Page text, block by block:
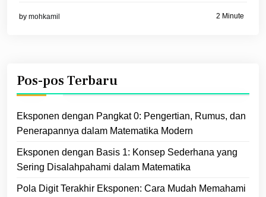
by mohkamil 2 Minute
Pos-pos Terbaru
Eksponen dengan Pangkat 0: Pengertian, Rumus, dan
Penerapannya dalam Matematika Modern
Eksponen dengan Basis 1: Konsep Sederhana yang
Sering Disalahpahami dalam Matematika
Pola Digit Terakhir Eksponen: Cara Mudah Memahami